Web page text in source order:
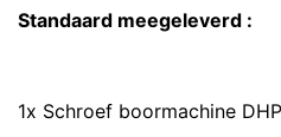
Standaard meegeleverd :
1x Schroef boormachine